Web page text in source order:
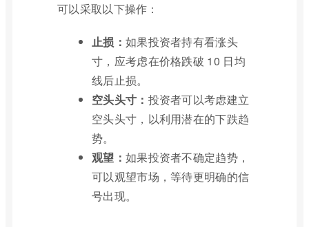
可以采取以下操作：
止损： 如果投资者持有看涨头
寸，应考虑在价格跌破 10 日均
线后止损。
空头头寸： 投资者可以考虑建立
空头头寸，以利用潜在的下跌趋
势。
观望： 如果投资者不确定趋势，
可以观望市场，等待更明确的信
号出现。